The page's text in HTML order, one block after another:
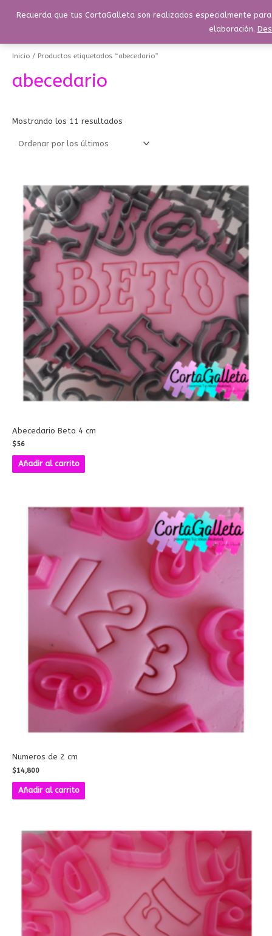
Recuerda que tus CortaGalleta son realizados especialmente
elaboración.
Menú
Menú
Buscar
Inicio / Productos etiquetados “abecedario”
abecedario
Mostrando los 11 resultados
los
Abecedario Beto 4 cm
$56
Añadir al carrito
Numeros de 2 cm
$14,800
Añadir al carrito